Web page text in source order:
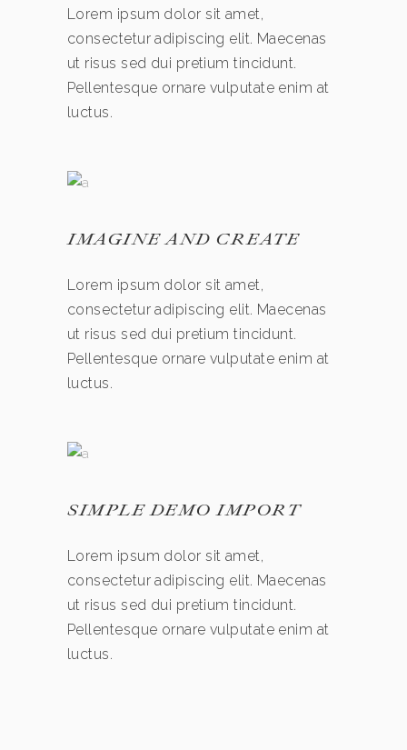
Lorem ipsum dolor sit amet,
consectetur adipiscing elit. Maecenas
ut risus sed dui pretium tincidunt.
Pellentesque ornare vulputate enim at
luctus.
IMAGINE AND CREATE
Lorem ipsum dolor sit amet,
consectetur adipiscing elit. Maecenas
ut risus sed dui pretium tincidunt.
Pellentesque ornare vulputate enim at
luctus.
SIMPLE DEMO IMPORT
Lorem ipsum dolor sit amet,
consectetur adipiscing elit. Maecenas
ut risus sed dui pretium tincidunt.
Pellentesque ornare vulputate enim at
luctus.